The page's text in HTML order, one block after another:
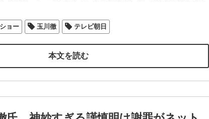
ョー 玉川徹 テレビ朝日
本文を読む